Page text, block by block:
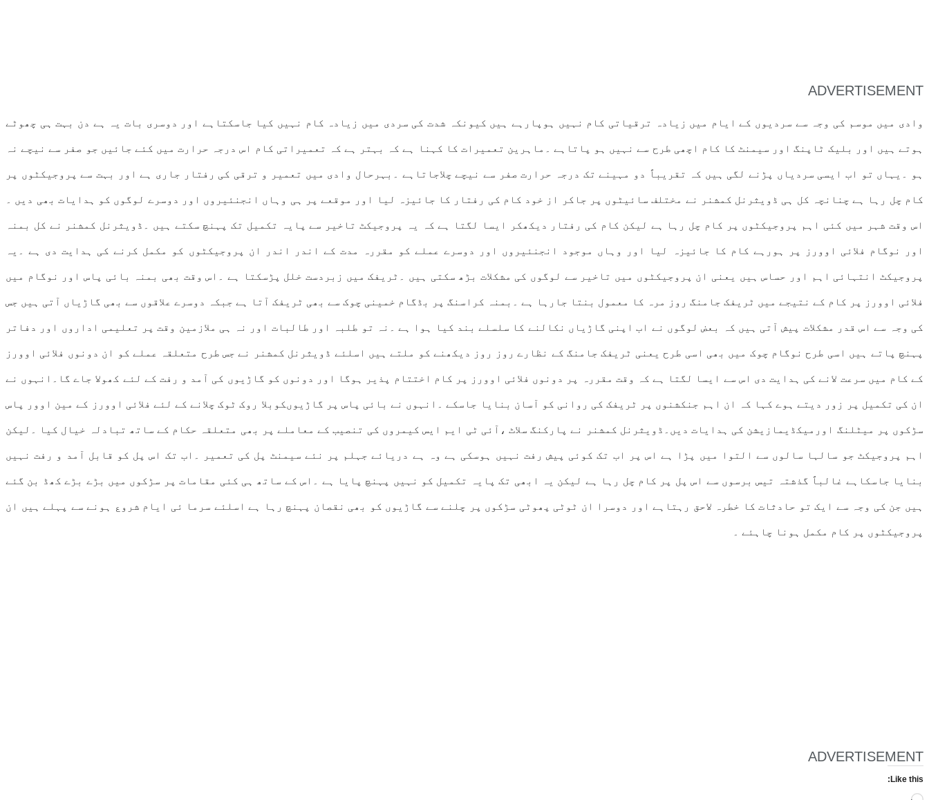
ADVERTISEMENT
وادی میں موسم کی وجہ سے سردیوں کے ایام میں زیادہ ترقیاتی کام نہیں ہوپارہے ہیں کیونکہ شدت کی سردی میں زیادہ کام نہیں کیا جاسکتاہے اور دوسری بات یہ ہے دن بہت ہی چھوٹے
ہوتے ہیں اور بلیک ٹاپنگ اور سیمنٹ کا کام اچھی طرح سے نہیں ہو پاتاہے ۔ماہرین تعمیرات کا کہنا ہے کہ بہتر ہے کہ تعمیراتی کام اس درجہ حرارت میں کئے جائیں جو صفر سے نیچے نہ
ہو ۔یہاں تو اب ایسی سردیاں پڑنے لگی ہیں کہ تقریباً دو مہینے تک درجہ حرارت صفر سے نیچے چلاجاتاہے ۔بہرحال وادی میں تعمیر و ترقی کی رفتار جاری ہے اور بہت سے پروجیکٹوں پر
کام چل رہا ہے چنانچہ کل ہی ڈویثرنل کمشنر نے مختلف سائیٹوں پر جاکر از خود کام کی رفتار کا جائیزہ لیا اور موقعے پر ہی وہاں انجنئیروں اور دوسرے لوگوں کو ہدایات بھی دیں ۔
اس وقت شہر میں کئی اہم پروجیکٹوں پر کام چل رہا ہے لیکن کام کی رفتار دیکھکر ایسا لگتا ہے کہ یہ پروجیکٹ تاخیر سے پایہ تکمیل تک پہنچ سکتے ہیں ۔ڈویثرنل کمشنر نے کل بمنہ
اور نوگام فلائی اوورز پر ہورہے کام کا جائیزہ لیا اور وہاں موجود انجنئیروں اور دوسرے عملے کو مقررہ مدت کے اندر اندر ان پروجیکٹوں کو مکمل کرنے کی ہدایت دی ہے ۔یہ
پروجیکٹ انتہائی اہم اور حساس ہیں یعنی ان پروجیکٹوں میں تاخیر سے لوگوں کی مشکلات بڑھ سکتی ہیں ۔ٹریفک میں زبردست خلل پڑسکتا ہے ۔اس وقت بھی بمنہ بائی پاس اور نوگام میں
فلائی اوورز پر کام کے نتیجے میں ٹریفک جامنگ روز مرہ کا معمول بنتا جارہا ہے ۔بمنہ کراسنگ پر بڈگام خمینی چوک سے بھی ٹریفک آتا ہے جبکہ دوسرے علاقوں سے بھی گاڑیاں آتی ہیں جس
کی وجہ سے اس قدر مشکلات پیش آتی ہیں کہ بعض لوگوں نے اب اپنی گاڑیاں نکالنے کا سلسلے بند کیا ہوا ہے ۔نہ تو طلبہ اور طالبات اور نہ ہی ملازمین وقت پر تعلیمی اداروں اور دفاتر
پہنچ پاتے ہیں اسی طرح نوگام چوک میں بھی اسی طرح یعنی ٹریفک جامنگ کے نظارے روز روز دیکھنے کو ملتے ہیں اسلئے ڈویثرنل کمشنر نے جس طرح متعلقہ عملے کو ان دونوں فلائی اوورز
کے کام میں سرعت لانے کی ہدایت دی اس سے ایسا لگتا ہے کہ وقت مقررہ پر دونوں فلائی اوورز پر کام اختتام پذیر ہوگا اور دونوں کو گاڑیوں کی آمد و رفت کے لئے کھولا جاے گا۔انہوں نے
ان کی تکمیل پر زور دیتے ہوے کہا کہ ان اہم جنکشنوں پر ٹریفک کی روانی کو آسان بنایا جاسکے ۔انہوں نے بائی پاس پر گاڑیوںکوبلا روک ٹوک چلانے کے لئے فلائی اوورز کے مین اوور پاس
سڑکوں پر میٹلنگ اورمیکڈیمازیشن کی ہدایات دیں۔ڈویثرنل کمشنر نے پارکنگ سلاٹ ،آئی ٹی ایم ایس کیمروں کی تنصیب کے معاملے پر بھی متعلقہ حکام کے ساتھ تبادلہ خیال کیا ۔لیکن
اہم پروجیکٹ جو سالہا سالوں سے التوا میں پڑا ہے اس پر اب تک کوئی پیش رفت نہیں ہوسکی ہے وہ ہے دریائے جہلم پر نئے سیمنٹ پل کی تعمیر ۔اب تک اس پل کو قابل آمد و رفت نہیں
بنایا جاسکاہے غالباً گذشتہ تیس برسوں سے اس پل پر کام چل رہا ہے لیکن یہ ابھی تک پایہ تکمیل کو نہیں پہنچ پایا ہے ۔اس کے ساتھ ہی کئی مقامات پر سڑکوں میں بڑے بڑے کھڈ بن گئے
ہیں جن کی وجہ سے ایک تو حادثات کا خطرہ لاحق رہتاہے اور دوسرا ان ٹوٹی پھوٹی سڑکوں پر چلنے سے گاڑیوں کو بھی نقصان پہنچ رہا ہے اسلئے سرما ئی ایام شروع ہونے سے پہلے ہیں ان
پروجیکٹوں پر کام مکمل ہونا چاہئے ۔
ADVERTISEMENT
Like this: